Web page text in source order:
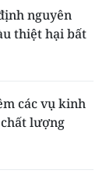
nguyên
thiệt hại bất
các vụ kinh
lượng